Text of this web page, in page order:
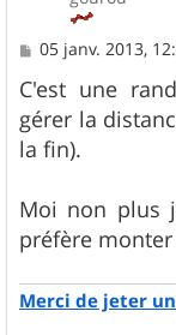
M
s
s
a
g
e
05 janv. 2013,
C'est une
gérer la
la fin).
Moi non plus
préfère
Merci de jeter